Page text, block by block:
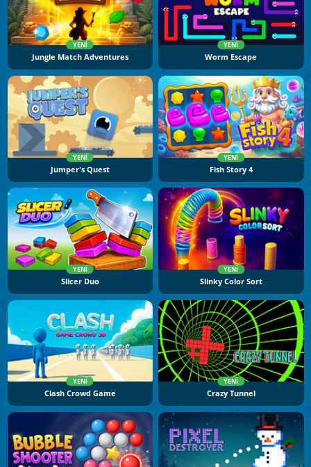
YENI
Jungle Match Adventures
YENI
Worm Escape
YENI
Jumper's Quest
YENI
Fish Story 4
YENI
Slicer Duo
YENI
Slinky Color Sort
YENI
Clash Crowd Game
YENI
Crazy Tunnel